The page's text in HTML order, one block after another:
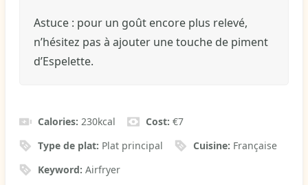
Astuce : pour un goût encore plus relevé,
n’hésitez pas à ajouter une touche de piment
d’Espelette.
Calories:230kcal Cost:€7
Type de plat: Plat principal Cuisine: Française
Keyword:Airfryer